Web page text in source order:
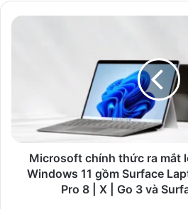
Microsoft
chạy
Windows
Microsoft chính thức ra mắt
Windows 11 gồm Surface
Pro 8 | X | Go 3 và